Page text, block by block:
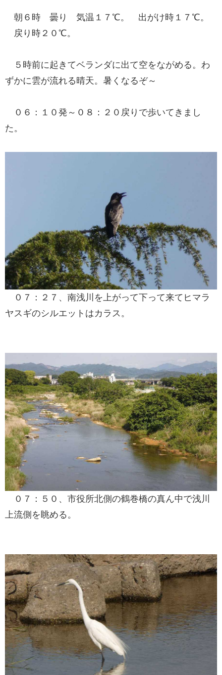
朝６時 曇り 気温１７℃。 出がけ時１７℃。
戻り時２０℃。
５時前に起きてベランダに出て空をながめる。わ
ずかに雲が流れる晴天。暑くなるぞ～
０６：１０発～０８：２０戻りで歩いてきまし
た。
０７：２７、南浅川を上がって下って来てヒマラ
ヤスギのシルエットはカラス。
０７：５０、市役所北側の鶴巻橋の真ん中で浅川
上流側を眺める。